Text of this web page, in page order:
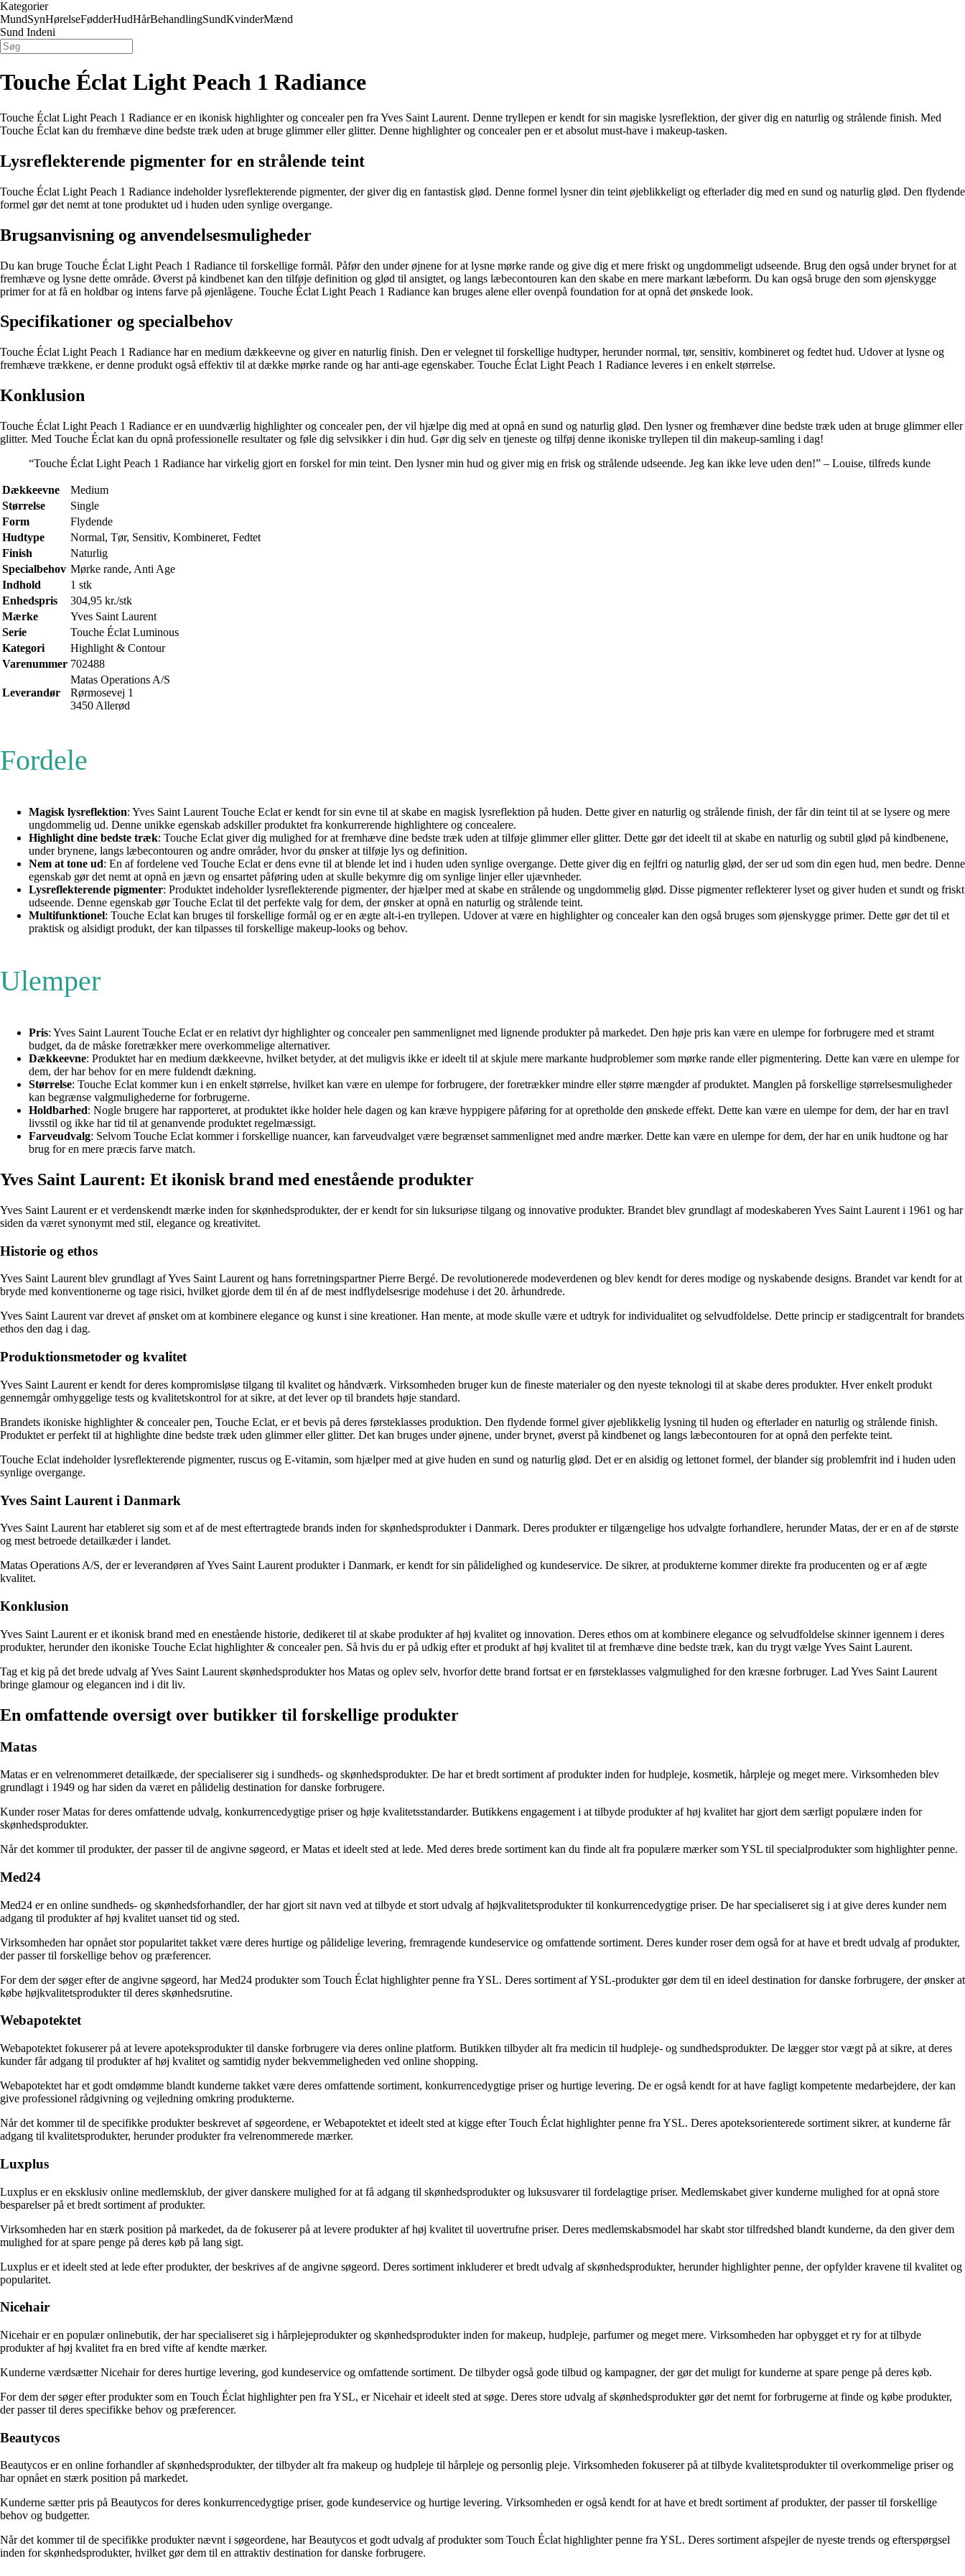
Kategorier
MundSynHørelseFødderHudHårBehandlingSundKvinderMænd
Sund Indeni
Touche Éclat Light Peach 1 Radiance
Touche Éclat Light Peach 1 Radiance er en ikonisk highlighter og concealer pen fra Yves Saint Laurent. Denne tryllepen er kendt for sin magiske lysreflektion, der giver dig en naturlig og strålende finish. Med
Touche Éclat kan du fremhæve dine bedste træk uden at bruge glimmer eller glitter. Denne highlighter og concealer pen er et absolut must-have i makeup-tasken.
Lysreflekterende pigmenter for en strålende teint
Touche Éclat Light Peach 1 Radiance indeholder lysreflekterende pigmenter, der giver dig en fantastisk glød. Denne formel lysner din teint øjeblikkeligt og efterlader dig med en sund og naturlig glød. Den flydende
formel gør det nemt at tone produktet ud i huden uden synlige overgange.
Brugsanvisning og anvendelsesmuligheder
Du kan bruge Touche Éclat Light Peach 1 Radiance til forskellige formål. Påfør den under øjnene for at lysne mørke rande og give dig et mere friskt og ungdommeligt udseende. Brug den også under brynet for at
fremhæve og lysne dette område. Øverst på kindbenet kan den tilføje definition og glød til ansigtet, og langs læbecontouren kan den skabe en mere markant læbeform. Du kan også bruge den som øjenskygge
primer for at få en holdbar og intens farve på øjenlågene. Touche Éclat Light Peach 1 Radiance kan bruges alene eller ovenpå foundation for at opnå det ønskede look.
Specifikationer og specialbehov
Touche Éclat Light Peach 1 Radiance har en medium dækkeevne og giver en naturlig finish. Den er velegnet til forskellige hudtyper, herunder normal, tør, sensitiv, kombineret og fedtet hud. Udover at lysne og
fremhæve trækkene, er denne produkt også effektiv til at dække mørke rande og har anti-age egenskaber. Touche Éclat Light Peach 1 Radiance leveres i en enkelt størrelse.
Konklusion
Touche Éclat Light Peach 1 Radiance er en uundværlig highlighter og concealer pen, der vil hjælpe dig med at opnå en sund og naturlig glød. Den lysner og fremhæver dine bedste træk uden at bruge glimmer eller
glitter. Med Touche Éclat kan du opnå professionelle resultater og føle dig selvsikker i din hud. Gør dig selv en tjeneste og tilføj denne ikoniske tryllepen til din makeup-samling i dag!
“Touche Éclat Light Peach 1 Radiance har virkelig gjort en forskel for min teint. Den lysner min hud og giver mig en frisk og strålende udseende. Jeg kan ikke leve uden den!” – Louise, tilfreds kunde
Dækkeevne
Medium
Størrelse
Single
Form
Flydende
Hudtype
Normal, Tør, Sensitiv, Kombineret, Fedtet
Finish
Naturlig
Specialbehov Mørke rande, Anti Age
Indhold
1 stk
Enhedspris
304,95 kr./stk
Mærke
Yves Saint Laurent
Serie
Touche Éclat Luminous
Kategori
Highlight & Contour
Varenummer 702488
Leverandør
Matas Operations A/S
Rørmosevej 1
3450 Allerød
Fordele
Magisk lysreflektion: Yves Saint Laurent Touche Eclat er kendt for sin evne til at skabe en magisk lysreflektion på huden. Dette giver en naturlig og strålende finish, der får din teint til at se lysere og mere
ungdommelig ud. Denne unikke egenskab adskiller produktet fra konkurrerende highlightere og concealere.
Highlight dine bedste træk: Touche Eclat giver dig mulighed for at fremhæve dine bedste træk uden at tilføje glimmer eller glitter. Dette gør det ideelt til at skabe en naturlig og subtil glød på kindbenene,
under brynene, langs læbecontouren og andre områder, hvor du ønsker at tilføje lys og definition.
Nem at tone ud: En af fordelene ved Touche Eclat er dens evne til at blende let ind i huden uden synlige overgange. Dette giver dig en fejlfri og naturlig glød, der ser ud som din egen hud, men bedre. Denne
egenskab gør det nemt at opnå en jævn og ensartet påføring uden at skulle bekymre dig om synlige linjer eller ujævnheder.
Lysreflekterende pigmenter: Produktet indeholder lysreflekterende pigmenter, der hjælper med at skabe en strålende og ungdommelig glød. Disse pigmenter reflekterer lyset og giver huden et sundt og friskt
udseende. Denne egenskab gør Touche Eclat til det perfekte valg for dem, der ønsker at opnå en naturlig og strålende teint.
Multifunktionel: Touche Eclat kan bruges til forskellige formål og er en ægte alt-i-en tryllepen. Udover at være en highlighter og concealer kan den også bruges som øjenskygge primer. Dette gør det til et
praktisk og alsidigt produkt, der kan tilpasses til forskellige makeup-looks og behov.
Ulemper
Pris: Yves Saint Laurent Touche Eclat er en relativt dyr highlighter og concealer pen sammenlignet med lignende produkter på markedet. Den høje pris kan være en ulempe for forbrugere med et stramt
budget, da de måske foretrækker mere overkommelige alternativer.
Dækkeevne: Produktet har en medium dækkeevne, hvilket betyder, at det muligvis ikke er ideelt til at skjule mere markante hudproblemer som mørke rande eller pigmentering. Dette kan være en ulempe for
dem, der har behov for en mere fuldendt dækning.
Størrelse: Touche Eclat kommer kun i en enkelt størrelse, hvilket kan være en ulempe for forbrugere, der foretrækker mindre eller større mængder af produktet. Manglen på forskellige størrelsesmuligheder
kan begrænse valgmulighederne for forbrugerne.
Holdbarhed: Nogle brugere har rapporteret, at produktet ikke holder hele dagen og kan kræve hyppigere påføring for at opretholde den ønskede effekt. Dette kan være en ulempe for dem, der har en travl
livsstil og ikke har tid til at genanvende produktet regelmæssigt.
Farveudvalg: Selvom Touche Eclat kommer i forskellige nuancer, kan farveudvalget være begrænset sammenlignet med andre mærker. Dette kan være en ulempe for dem, der har en unik hudtone og har
brug for en mere præcis farve match.
Yves Saint Laurent: Et ikonisk brand med enestående produkter
Yves Saint Laurent er et verdenskendt mærke inden for skønhedsprodukter, der er kendt for sin luksuriøse tilgang og innovative produkter. Brandet blev grundlagt af modeskaberen Yves Saint Laurent i 1961 og har
siden da været synonymt med stil, elegance og kreativitet.
Historie og ethos
Yves Saint Laurent blev grundlagt af Yves Saint Laurent og hans forretningspartner Pierre Bergé. De revolutionerede modeverdenen og blev kendt for deres modige og nyskabende designs. Brandet var kendt for at
bryde med konventionerne og tage risici, hvilket gjorde dem til én af de mest indflydelsesrige modehuse i det 20. århundrede.
Yves Saint Laurent var drevet af ønsket om at kombinere elegance og kunst i sine kreationer. Han mente, at mode skulle være et udtryk for individualitet og selvudfoldelse. Dette princip er stadigcentralt for brandets
ethos den dag i dag.
Produktionsmetoder og kvalitet
Yves Saint Laurent er kendt for deres kompromisløse tilgang til kvalitet og håndværk. Virksomheden bruger kun de fineste materialer og den nyeste teknologi til at skabe deres produkter. Hver enkelt produkt
gennemgår omhyggelige tests og kvalitetskontrol for at sikre, at det lever op til brandets høje standard.
Brandets ikoniske highlighter & concealer pen, Touche Eclat, er et bevis på deres førsteklasses produktion. Den flydende formel giver øjeblikkelig lysning til huden og efterlader en naturlig og strålende finish.
Produktet er perfekt til at highlighte dine bedste træk uden glimmer eller glitter. Det kan bruges under øjnene, under brynet, øverst på kindbenet og langs læbecontouren for at opnå den perfekte teint.
Touche Eclat indeholder lysreflekterende pigmenter, ruscus og E-vitamin, som hjælper med at give huden en sund og naturlig glød. Det er en alsidig og lettonet formel, der blander sig problemfrit ind i huden uden
synlige overgange.
Yves Saint Laurent i Danmark
Yves Saint Laurent har etableret sig som et af de mest eftertragtede brands inden for skønhedsprodukter i Danmark. Deres produkter er tilgængelige hos udvalgte forhandlere, herunder Matas, der er en af de største
og mest betroede detailkæder i landet.
Matas Operations A/S, der er leverandøren af Yves Saint Laurent produkter i Danmark, er kendt for sin pålidelighed og kundeservice. De sikrer, at produkterne kommer direkte fra producenten og er af ægte
kvalitet.
Konklusion
Yves Saint Laurent er et ikonisk brand med en enestående historie, dedikeret til at skabe produkter af høj kvalitet og innovation. Deres ethos om at kombinere elegance og selvudfoldelse skinner igennem i deres
produkter, herunder den ikoniske Touche Eclat highlighter & concealer pen. Så hvis du er på udkig efter et produkt af høj kvalitet til at fremhæve dine bedste træk, kan du trygt vælge Yves Saint Laurent.
Tag et kig på det brede udvalg af Yves Saint Laurent skønhedsprodukter hos Matas og oplev selv, hvorfor dette brand fortsat er en førsteklasses valgmulighed for den kræsne forbruger. Lad Yves Saint Laurent
bringe glamour og elegancen ind i dit liv.
En omfattende oversigt over butikker til forskellige produkter
Matas
Matas er en velrenommeret detailkæde, der specialiserer sig i sundheds- og skønhedsprodukter. De har et bredt sortiment af produkter inden for hudpleje, kosmetik, hårpleje og meget mere. Virksomheden blev
grundlagt i 1949 og har siden da været en pålidelig destination for danske forbrugere.
Kunder roser Matas for deres omfattende udvalg, konkurrencedygtige priser og høje kvalitetsstandarder. Butikkens engagement i at tilbyde produkter af høj kvalitet har gjort dem særligt populære inden for
skønhedsprodukter.
Når det kommer til produkter, der passer til de angivne søgeord, er Matas et ideelt sted at lede. Med deres brede sortiment kan du finde alt fra populære mærker som YSL til specialprodukter som highlighter penne.
Med24
Med24 er en online sundheds- og skønhedsforhandler, der har gjort sit navn ved at tilbyde et stort udvalg af højkvalitetsprodukter til konkurrencedygtige priser. De har specialiseret sig i at give deres kunder nem
adgang til produkter af høj kvalitet uanset tid og sted.
Virksomheden har opnået stor popularitet takket være deres hurtige og pålidelige levering, fremragende kundeservice og omfattende sortiment. Deres kunder roser dem også for at have et bredt udvalg af produkter,
der passer til forskellige behov og præferencer.
For dem der søger efter de angivne søgeord, har Med24 produkter som Touch Éclat highlighter penne fra YSL. Deres sortiment af YSL-produkter gør dem til en ideel destination for danske forbrugere, der ønsker at
købe højkvalitetsprodukter til deres skønhedsrutine.
Webapotektet
Webapotektet fokuserer på at levere apoteksprodukter til danske forbrugere via deres online platform. Butikken tilbyder alt fra medicin til hudpleje- og sundhedsprodukter. De lægger stor vægt på at sikre, at deres
kunder får adgang til produkter af høj kvalitet og samtidig nyder bekvemmeligheden ved online shopping.
Webapotektet har et godt omdømme blandt kunderne takket være deres omfattende sortiment, konkurrencedygtige priser og hurtige levering. De er også kendt for at have fagligt kompetente medarbejdere, der kan
give professionel rådgivning og vejledning omkring produkterne.
Når det kommer til de specifikke produkter beskrevet af søgeordene, er Webapotektet et ideelt sted at kigge efter Touch Éclat highlighter penne fra YSL. Deres apoteksorienterede sortiment sikrer, at kunderne får
adgang til kvalitetsprodukter, herunder produkter fra velrenommerede mærker.
Luxplus
Luxplus er en eksklusiv online medlemsklub, der giver danskere mulighed for at få adgang til skønhedsprodukter og luksusvarer til fordelagtige priser. Medlemskabet giver kunderne mulighed for at opnå store
besparelser på et bredt sortiment af produkter.
Virksomheden har en stærk position på markedet, da de fokuserer på at levere produkter af høj kvalitet til uovertrufne priser. Deres medlemskabsmodel har skabt stor tilfredshed blandt kunderne, da den giver dem
mulighed for at spare penge på deres køb på lang sigt.
Luxplus er et ideelt sted at lede efter produkter, der beskrives af de angivne søgeord. Deres sortiment inkluderer et bredt udvalg af skønhedsprodukter, herunder highlighter penne, der opfylder kravene til kvalitet og
popularitet.
Nicehair
Nicehair er en populær onlinebutik, der har specialiseret sig i hårplejeprodukter og skønhedsprodukter inden for makeup, hudpleje, parfumer og meget mere. Virksomheden har opbygget et ry for at tilbyde
produkter af høj kvalitet fra en bred vifte af kendte mærker.
Kunderne værdsætter Nicehair for deres hurtige levering, god kundeservice og omfattende sortiment. De tilbyder også gode tilbud og kampagner, der gør det muligt for kunderne at spare penge på deres køb.
For dem der søger efter produkter som en Touch Éclat highlighter pen fra YSL, er Nicehair et ideelt sted at søge. Deres store udvalg af skønhedsprodukter gør det nemt for forbrugerne at finde og købe produkter,
der passer til deres specifikke behov og præferencer.
Beautycos
Beautycos er en online forhandler af skønhedsprodukter, der tilbyder alt fra makeup og hudpleje til hårpleje og personlig pleje. Virksomheden fokuserer på at tilbyde kvalitetsprodukter til overkommelige priser og
har opnået en stærk position på markedet.
Kunderne sætter pris på Beautycos for deres konkurrencedygtige priser, gode kundeservice og hurtige levering. Virksomheden er også kendt for at have et bredt sortiment af produkter, der passer til forskellige
behov og budgetter.
Når det kommer til de specifikke produkter nævnt i søgeordene, har Beautycos et godt udvalg af produkter som Touch Éclat highlighter penne fra YSL. Deres sortiment afspejler de nyeste trends og efterspørgsel
inden for skønhedsprodukter, hvilket gør dem til en attraktiv destination for danske forbrugere.